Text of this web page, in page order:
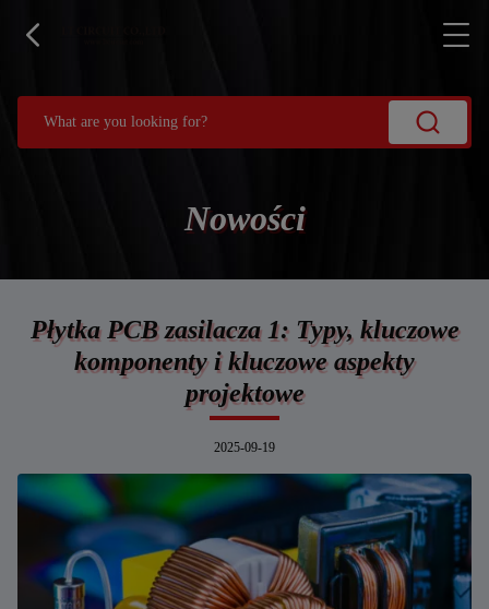
Nowości
Płytka PCB zasilacza 1: Typy, kluczowe
komponenty i kluczowe aspekty
projektowe
2025-09-19